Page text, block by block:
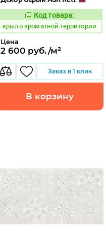
828479
Код товара:
крыло ароматной территории
Цена
2 600 руб./м²
Заказ в 1 клик
В корзину